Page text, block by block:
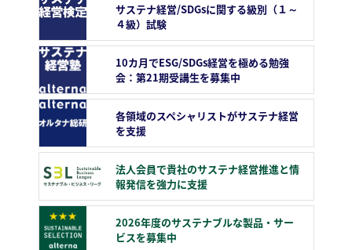
サステナ経営/SDGsに関する級別（１～
４級）試験
10カ月でESG/SDGs経営を極める勉強
会：第21期受講生を募集中
各領域のスペシャリストがサステナ経営
を支援
法人会員で貴社のサステナ経営推進と情
報発信を強力に支援
2026年度のサステナブルな製品・サー
ビスを募集中